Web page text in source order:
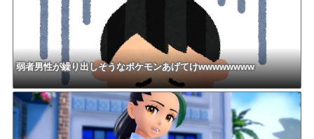
弱者男性が繰り出しそうなポケモンあげてけwwwwwwww